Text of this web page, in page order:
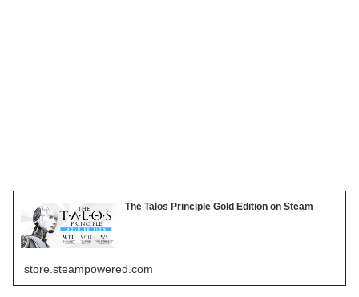
The Talos Principle Gold Edition on Steam
store.steampowered.com